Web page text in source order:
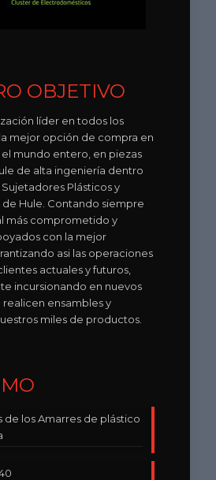
OBJETIVO
líder en todos los
mejor opción de compra en
mundo entero, en piezas
de alta ingeniería dentro
Plásticos y
Hule. Contando siempre
más comprometido y
con la mejor
asi las operaciones
actuales y futuros,
incursionando en nuevos
ensambles y
miles de productos.
de los Amarres de plástico